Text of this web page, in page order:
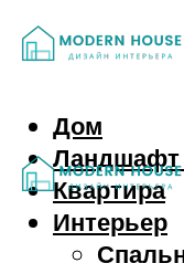
Дом
Ландшафт
Квартира
Интерьер